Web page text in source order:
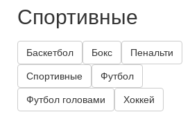
Спортивные
Баскетбол Бокс Пенальти
Спортивные Футбол
Футбол головами Хоккей